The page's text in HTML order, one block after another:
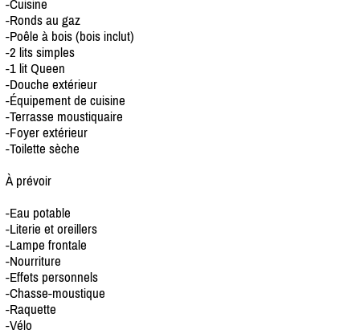
-Cuisine
-Ronds au gaz
-Poêle à bois (bois inclut)
-2 lits simples
-1 lit Queen
-Douche extérieur
-Équipement de cuisine
-Terrasse moustiquaire
-Foyer extérieur
-Toilette sèche
À prévoir
-Eau potable
-Literie et oreillers
-Lampe frontale
-Nourriture
-Effets personnels
-Chasse-moustique
-Raquette
-Vélo